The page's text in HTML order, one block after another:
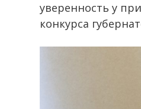
уверенность у
конкурса